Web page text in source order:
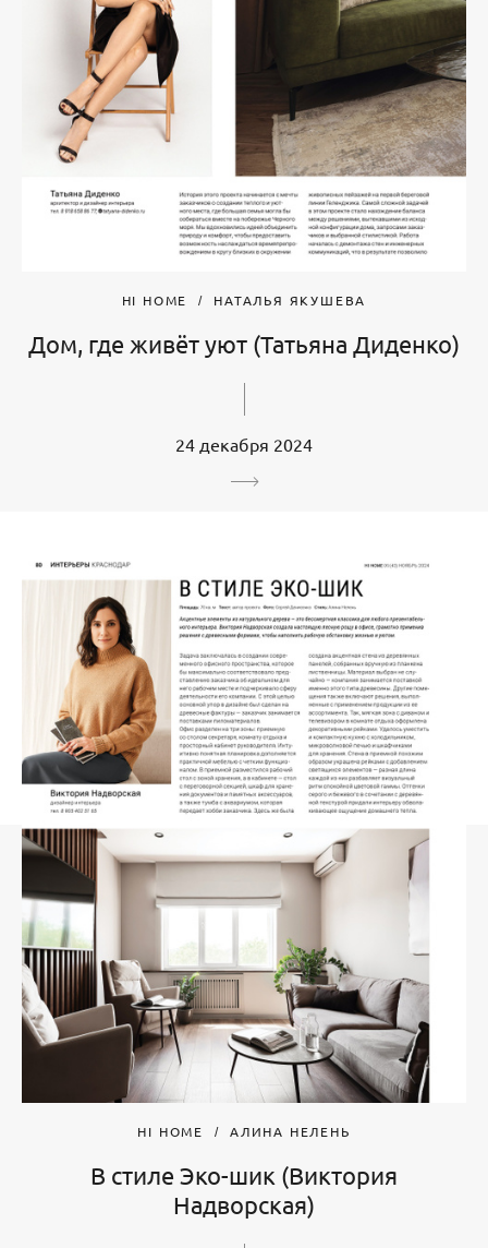
HI HOME НАТАЛЬЯ ЯКУШЕВА
Дом, где живёт уют (Татьяна Диденко)
24 декабря 2024
HI HOME АЛИНА НЕЛЕНЬ
В стиле Эко-шик (Виктория
Надворская)